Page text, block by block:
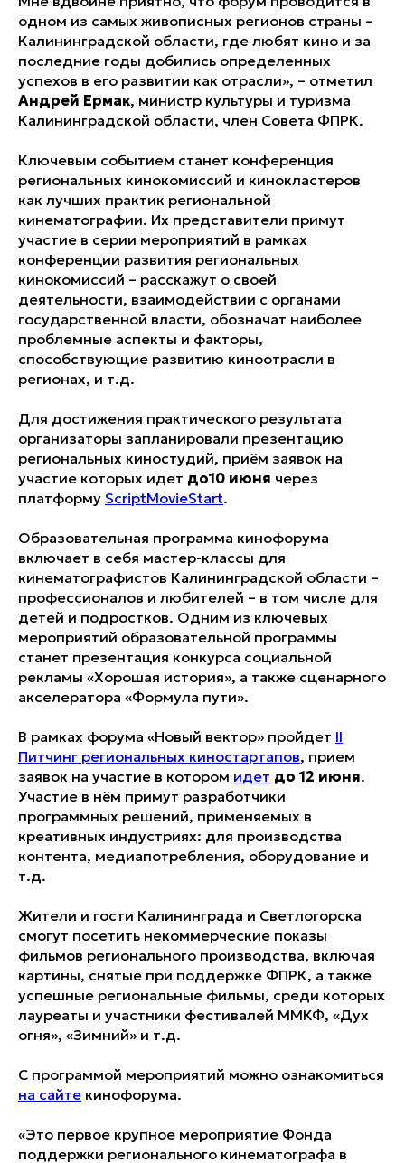
одном из самых живописных регионов страны –
Калининградской области, где любят кино и за
последние годы добились определенных
успехов в его развитии как отрасли», – отметил
Андрей Ермак, министр культуры и туризма
Калининградской области, член Совета ФПРК.
Ключевым событием станет конференция
региональных кинокомиссий и кинокластеров
как лучших практик региональной
кинематографии. Их представители примут
участие в серии мероприятий в рамках
конференции развития региональных
кинокомиссий – расскажут о своей
деятельности, взаимодействии с органами
государственной власти, обозначат наиболее
проблемные аспекты и факторы,
способствующие развитию киноотрасли в
регионах, и т.д.
Для достижения практического результата
организаторы запланировали презентацию
региональных киностудий, приём заявок на
участие которых идет до10 июня через
платформу ScriptMovieStart.
Образовательная программа кинофорума
включает в себя мастер-классы для
кинематографистов Калининградской области –
профессионалов и любителей – в том числе для
детей и подростков. Одним из ключевых
мероприятий образовательной программы
станет презентация конкурса социальной
рекламы «Хорошая история», а также сценарного
акселератора «Формула пути».
В рамках форума «Новый вектор» пройдет II
Питчинг региональных киностартапов, прием
заявок на участие в котором идет до 12 июня.
Участие в нём примут разработчики
программных решений, применяемых в
креативных индустриях: для производства
контента, медиапотребления, оборудование и
т.д.
Жители и гости Калининграда и Светлогорска
смогут посетить некоммерческие показы
фильмов регионального производства, включая
картины, снятые при поддержке ФПРК, а также
успешные региональные фильмы, среди которых
лауреаты и участники фестивалей ММКФ, «Дух
огня», «Зимний» и т.д.
С программой мероприятий можно ознакомиться
на сайте кинофорума.
«Это первое крупное мероприятие Фонда
поддержки регионального кинематографа в